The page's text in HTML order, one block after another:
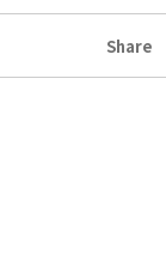
Share